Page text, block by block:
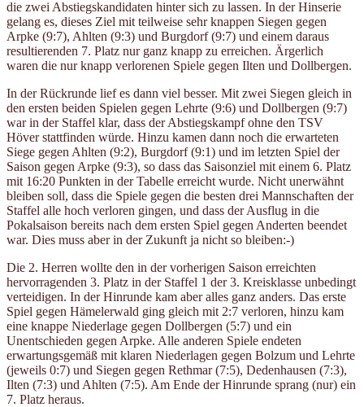
die zwei Abstiegskandidaten hinter sich zu lassen. In der Hinserie
gelang es, dieses Ziel mit teilweise sehr knappen Siegen gegen
Arpke (9:7), Ahlten (9:3) und Burgdorf (9:7) und einem daraus
resultierenden 7. Platz nur ganz knapp zu erreichen. Ärgerlich
waren die nur knapp verlorenen Spiele gegen Ilten und Dollbergen.
In der Rückrunde lief es dann viel besser. Mit zwei Siegen gleich in
den ersten beiden Spielen gegen Lehrte (9:6) und Dollbergen (9:7)
war in der Staffel klar, dass der Abstiegskampf ohne den TSV
Höver stattfinden würde. Hinzu kamen dann noch die erwarteten
Siege gegen Ahlten (9:2), Burgdorf (9:1) und im letzten Spiel der
Saison gegen Arpke (9:3), so dass das Saisonziel mit einem 6. Platz
mit 16:20 Punkten in der Tabelle erreicht wurde. Nicht unerwähnt
bleiben soll, dass die Spiele gegen die besten drei Mannschaften der
Staffel alle hoch verloren gingen, und dass der Ausflug in die
Pokalsaison bereits nach dem ersten Spiel gegen Anderten beendet
war. Dies muss aber in der Zukunft ja nicht so bleiben:-)
Die 2. Herren wollte den in der vorherigen Saison erreichten
hervorragenden 3. Platz in der Staffel 1 der 3. Kreisklasse unbedingt
verteidigen. In der Hinrunde kam aber alles ganz anders. Das erste
Spiel gegen Hämelerwald ging gleich mit 2:7 verloren, hinzu kam
eine knappe Niederlage gegen Dollbergen (5:7) und ein
Unentschieden gegen Arpke. Alle anderen Spiele endeten
erwartungsgemäß mit klaren Niederlagen gegen Bolzum und Lehrte
(jeweils 0:7) und Siegen gegen Rethmar (7:5), Dedenhausen (7:3),
Ilten (7:3) und Ahlten (7:5). Am Ende der Hinrunde sprang (nur) ein
7. Platz heraus.